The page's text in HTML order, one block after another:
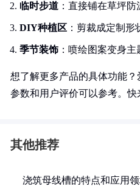
临时步道 ：直接铺在草坪防
DIY种植区 ：剪裁成定制形
季节装饰 ：喷绘图案变身主
想了解更多产品的具体功能
参数和用户评价可以参考。快
其他推荐
浇筑母线槽的特点和应用